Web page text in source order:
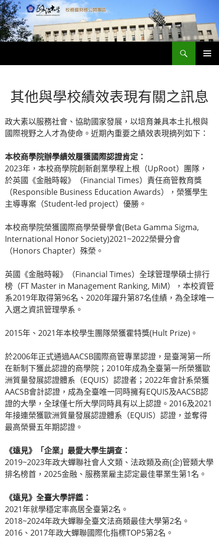
跳
至
主
要
容
其他與學校績效表現有關之訊息
政大素以服務社會、協助國家發展，以培育兼具本土扎根與
國際視野之人才為使命。近期內重要之績效表現摘列如下：
本校商學院辦學績效履獲國際認證肯定：
2023年，本校商學院創新創業學程上根（UpRoot）團隊，
於英國《金融時報》（Financial Times）責任商管教育獎
（Responsible Business Education Awards），榮獲學生
主導專案（Student-led project）優勝。
本校商學院榮獲國際商學榮譽學會(Beta Gamma Sigma,
International Honor Society)2021~2022榮譽分會
（Honors Chapter）殊榮。
英國《金融時報》（Financial Times）全球管理學碩士排行
榜（FT Master in Management Ranking, MiM），本校資管
系2019年取得第96名、2020年躍升第87名佳績，為全球唯一
入選之資訊管理學系。
2015年、2021年本校學生團隊榮獲霍特獎(Hult Prize)。
於2006年正式通過AACSB國際商管專業認證，是臺灣第一所
在新制下獲此認證的商學院；2010年成為全臺第一所榮獲歐
洲質量發展認證體系（EQUIS）認證者；2022年會計系榮獲
AACSB會計認證，成為全臺唯一同時擁有EQUIS及AACSB認
證的大學，全球僅七所大學同時具有以上認證。2016及2021
年接連榮獲歐洲質量發展認證體系（EQUIS）認證，並奪得
最高榮譽五年期認證。
《遠見》「企業」最愛大學生調查：
2019~2023年政大蟬聯社會人文類、法政類及商(企)管類大學
排名榜首，2025金融、服務業雇主認定最佳畢業生第1名。
《遠見》全臺大學評鑑：
2021年就學穩定率高居全臺第2名。
2018~2024年政大蟬聯全臺文法商類最佳大學第2名。
2016、2017年政大蟬聯國際化指標TOP5第2名。